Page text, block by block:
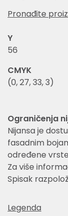
Pronađite
Y
56
CMYK
(0, 27, 33, 3)
Ograničenja
Nijansa je
fasadnim
određene
Za više
Spisak
Legenda